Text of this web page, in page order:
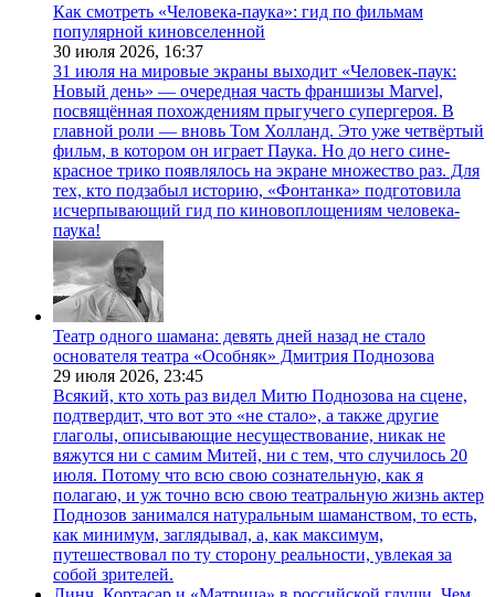
Как смотреть «Человека-паука»: гид по фильмам
популярной киновселенной
30 июля 2026, 16:37
31 июля на мировые экраны выходит «Человек-паук:
Новый день» — очередная часть франшизы Marvel,
посвящённая похождениям прыгучего супергероя. В
главной роли — вновь Том Холланд. Это уже четвёртый
фильм, в котором он играет Паука. Но до него сине-
красное трико появлялось на экране множество раз. Для
тех, кто подзабыл историю, «Фонтанка» подготовила
исчерпывающий гид по киновоплощениям человека-
паука!
Театр одного шамана: девять дней назад не стало
основателя театра «Особняк» Дмитрия Поднозова
29 июля 2026, 23:45
Всякий, кто хоть раз видел Митю Поднозова на сцене,
подтвердит, что вот это «не стало», а также другие
глаголы, описывающие несуществование, никак не
вяжутся ни с самим Митей, ни с тем, что случилось 20
июля. Потому что всю свою сознательную, как я
полагаю, и уж точно всю свою театральную жизнь актер
Поднозов занимался натуральным шаманством, то есть,
как минимум, заглядывал, а, как максимум,
путешествовал по ту сторону реальности, увлекая за
собой зрителей.